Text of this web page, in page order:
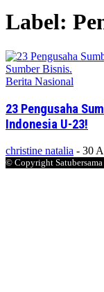
Label:
Berita Nasional
23 Pengusaha
Indonesia U-23!
christine natalia - 30
© Copyright